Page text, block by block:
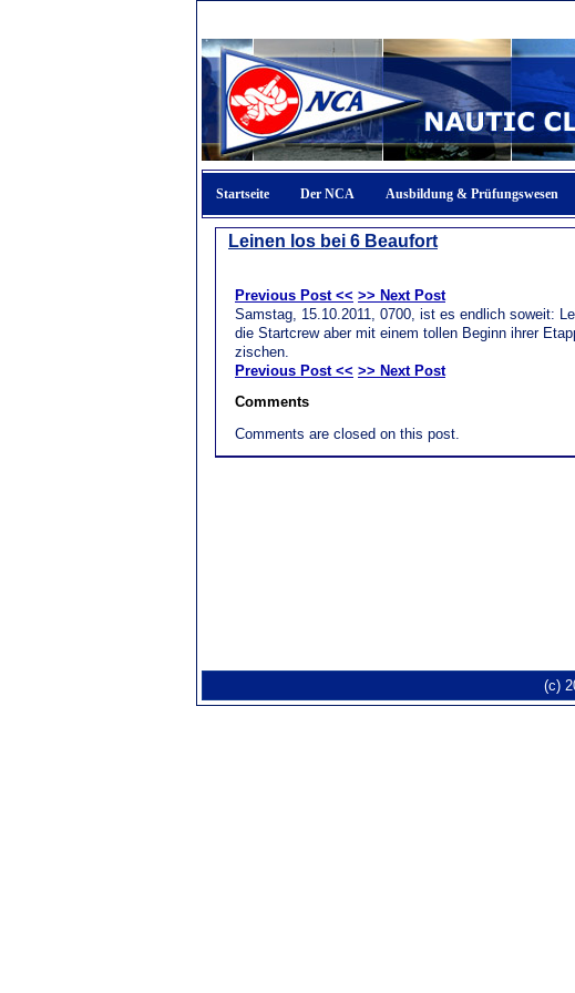
Startseite Der NCA Ausbildung & Prüfungswesen
Leinen los bei 6 Beaufort
Previous Post << >> Next Post
Samstag, 15.10.2011, 0700, ist es endlich soweit:
die Startcrew aber mit einem tollen Beginn ihrer
zischen.
Previous Post << >> Next Post
Comments
Comments are closed on this post.
(c)